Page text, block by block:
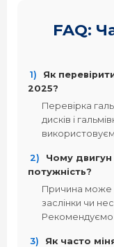
FAQ:
1)
Як
2025?
Перевірка
дисків і
2)
Чому
потужність?
Причина може
заслінки чи
Рекомендуємо
3)
Як часто